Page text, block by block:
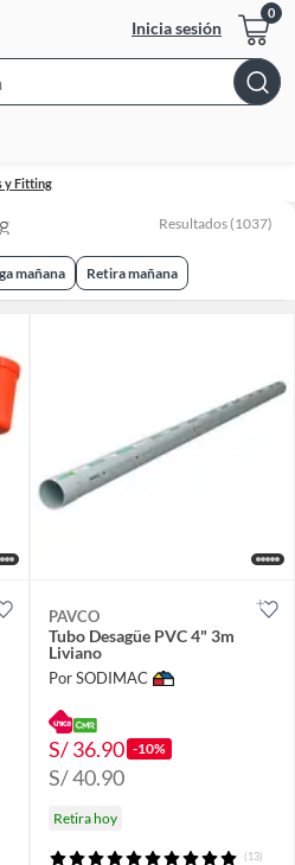
Inicia sesión
Bar
y Fitting
Resultados (1037)
mañana Retira mañana
PAVCO
Tubo Desagüe PVC 4" 3m
Liviano
Por SODIMAC
S/ 36.90 -10%
S/ 40.90
Retira hoy
(13)